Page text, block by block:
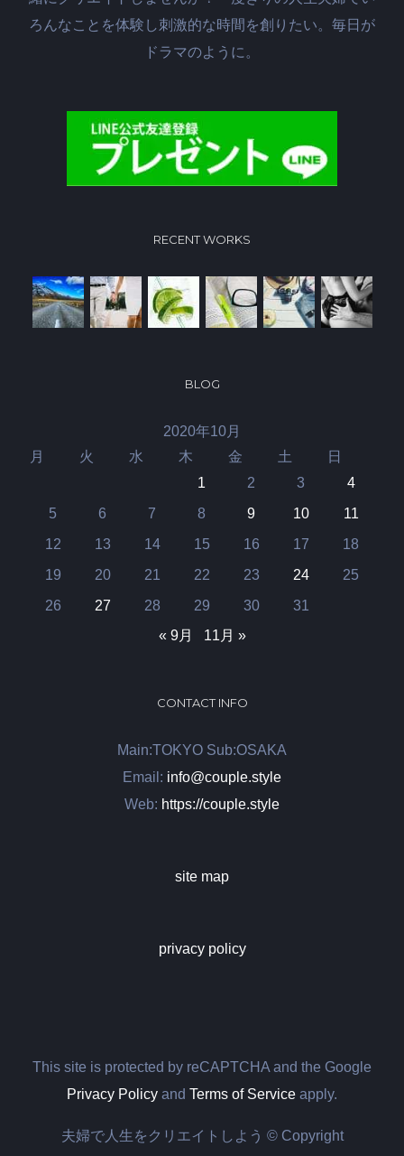
ろんなことを体験し刺激的な時間を創りたい。毎日が
ドラマのように。
RECENT WORKS
BLOG
2020年10月
月 火 水 木 金 土 日
1 2 3
4
5
6 7 8 9 10
11
12
13 14 15 16 17
18
19
20 21 22 23 24
25
26
27 28 29 30
31
« 9月
11月 »
CONTACT INFO
Main:TOKYO Sub:OSAKA
Email: info@couple.style
Web: https://couple.style
site map
privacy policy
This site is protected by reCAPTCHA and the Google
Privacy Policy and Terms of Service apply.
夫婦で人生をクリエイトしよう © Copyright